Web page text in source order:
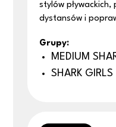
stylów pływackich,
dystansów i
Grupy:
MEDIUM
SHARK GIRLS